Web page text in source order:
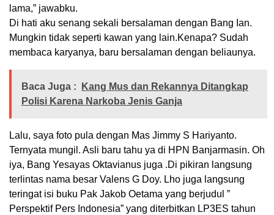
lama,” jawabku.
Di hati aku senang sekali bersalaman dengan Bang Ian.
Mungkin tidak seperti kawan yang lain.Kenapa? Sudah
membaca karyanya, baru bersalaman dengan beliaunya.
Baca Juga :
Kang Mus dan Rekannya Ditangkap
Polisi Karena Narkoba Jenis Ganja
Lalu, saya foto pula dengan Mas Jimmy S Hariyanto.
Ternyata mungil. Asli baru tahu ya di HPN Banjarmasin. Oh
iya, Bang Yesayas Oktavianus juga .Di pikiran langsung
terlintas nama besar Valens G Doy. Lho juga langsung
teringat isi buku Pak Jakob Oetama yang berjudul ”
Perspektif Pers Indonesia” yang diterbitkan LP3ES tahun